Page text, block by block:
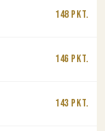
148 Pkt.
146 Pkt.
143 Pkt.